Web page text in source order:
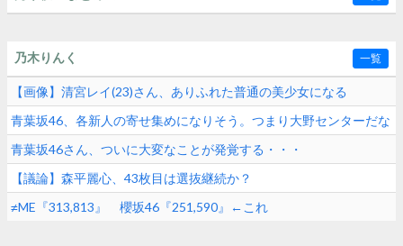
乃木りんく 一覧
【画像】清宮レイ(23)さん、ありふれた普通の美少女になる
青葉坂46、各新人の寄せ集めになりそう。つまり大野センターだな
青葉坂46さん、ついに大変なことが発覚する・・・
【議論】森平麗心、43枚目は選抜継続か？
≠ME『313,813』 櫻坂46『251,590』←これ